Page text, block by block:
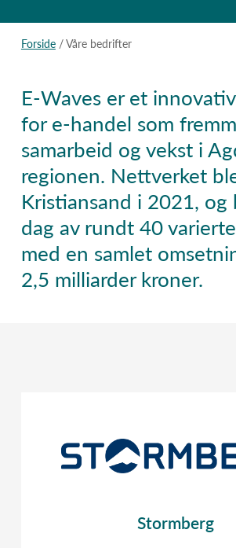
Forside/ Våre bedrifter
E-Waves er et
for e-handel som
samarbeid og vekst i
regionen. Nettverket
Kristiansand i 2021, og
dag av rundt 40
med en samlet
2,5 milliarder kroner.
Stormberg